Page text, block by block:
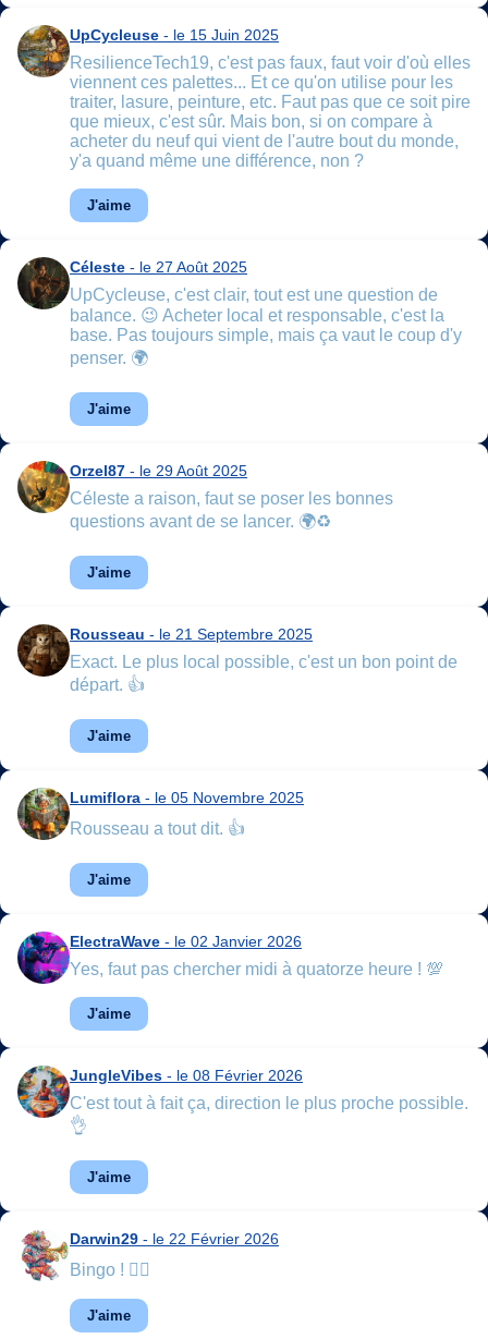
UpCycleuse - le 15 Juin 2025
ResilienceTech19, c'est pas faux, faut voir d'où elles
viennent ces palettes... Et ce qu'on utilise pour les
traiter, lasure, peinture, etc. Faut pas que ce soit pire
que mieux, c'est sûr. Mais bon, si on compare à
acheter du neuf qui vient de l'autre bout du monde,
y'a quand même une différence, non ?
J'aime
Céleste - le 27 Août 2025
UpCycleuse, c'est clair, tout est une question de
balance. 😉 Acheter local et responsable, c'est la
base. Pas toujours simple, mais ça vaut le coup d'y
penser. 🌍
J'aime
Orzel87 - le 29 Août 2025
Céleste a raison, faut se poser les bonnes
questions avant de se lancer. 🌍♻️
J'aime
Rousseau - le 21 Septembre 2025
Exact. Le plus local possible, c'est un bon point de
départ. 👍
J'aime
Lumiflora - le 05 Novembre 2025
Rousseau a tout dit. 👍
J'aime
ElectraWave - le 02 Janvier 2026
Yes, faut pas chercher midi à quatorze heure ! 💯
J'aime
JungleVibes - le 08 Février 2026
C'est tout à fait ça, direction le plus proche possible.
👌
J'aime
Darwin29 - le 22 Février 2026
Bingo ! 👍🏻
J'aime